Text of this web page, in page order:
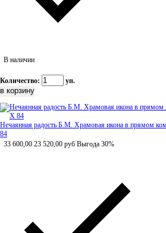
В наличии
Количество: уп.
Нечаянная радость Б.М. Храмовая икона в прямом
84
33 600,00 23 520,00 руб Выгода 30%